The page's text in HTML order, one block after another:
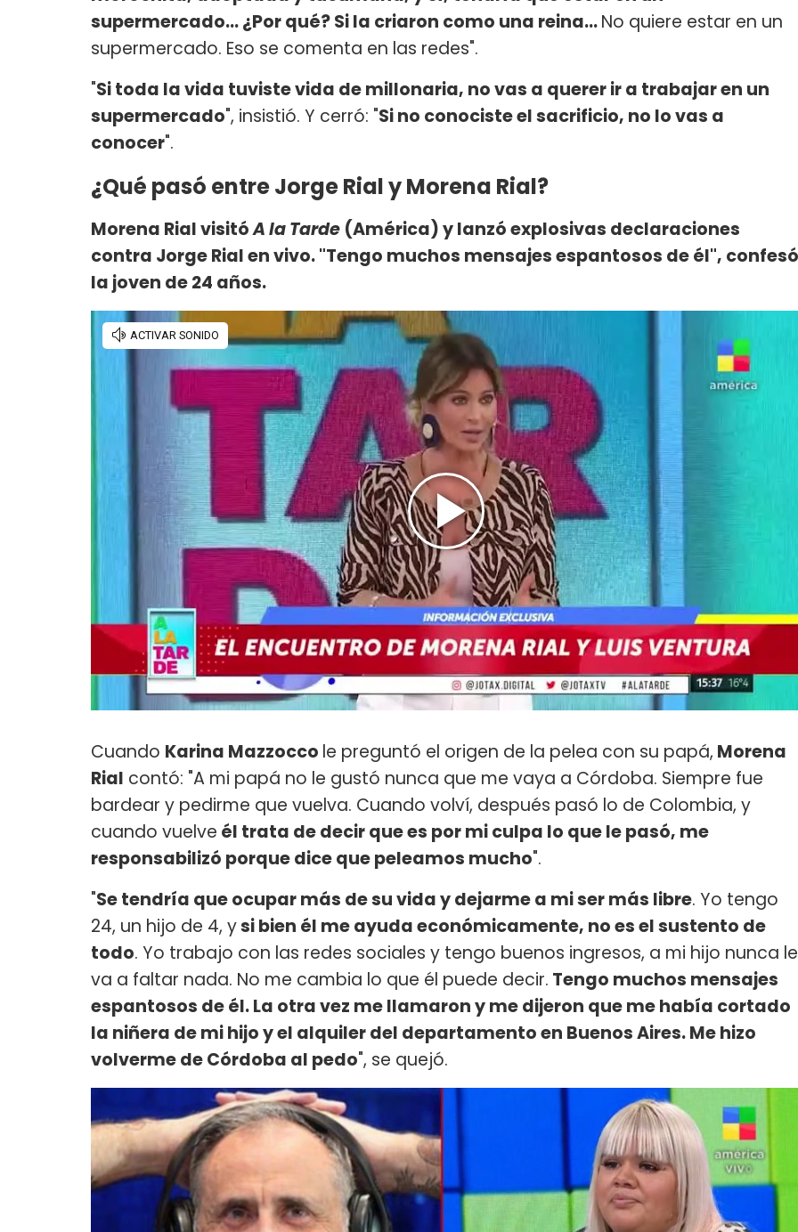
supermercado... ¿Por qué? Si la criaron como una reina...No quiere estar en un
supermercado. Eso se comenta en las redes".
"Si toda la vida tuviste vida de millonaria, no vas a querer ir a trabajar en un
supermercado", insistió. Y cerró: "Si no conociste el sacrificio, no lo vas a
conocer".
¿Qué pasó entre Jorge Rial y Morena Rial?
Morena Rial visitóA la Tarde (América) y lanzó explosivas declaraciones
contra Jorge Rial en vivo. "Tengo muchos mensajes espantosos de él", confesó
la joven de 24 años.
Cuando Karina Mazzocco le preguntó el origen de la pelea con su papá, Morena
Rial contó: "A mi papá no le gustó nunca que me vaya a Córdoba. Siempre fue
bardear y pedirme que vuelva. Cuando volví, después pasó lo de Colombia, y
cuando vuelve él trata de decir que es por mi culpa lo que le pasó, me
responsabilizó porque dice que peleamos mucho".
"Se tendría que ocupar más de su vida y dejarme a mi ser más libre. Yo tengo
24, un hijo de 4, ysi bien él me ayuda económicamente, no es el sustento de
todo. Yo trabajo con las redes sociales y tengo buenos ingresos, a mi hijo nunca le
va a faltar nada. No me cambia lo que él puede decir. Tengo muchos mensajes
espantosos de él. La otra vez me llamaron y me dijeron que me había cortado
la niñera de mi hijo y el alquiler del departamento en Buenos Aires. Me hizo
volverme de Córdoba al pedo", se quejó.